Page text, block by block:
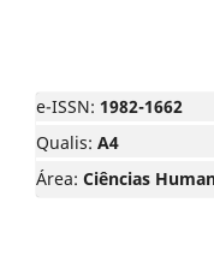
e-ISSN: 1982-1662
Qualis: A4
Área: Ciências